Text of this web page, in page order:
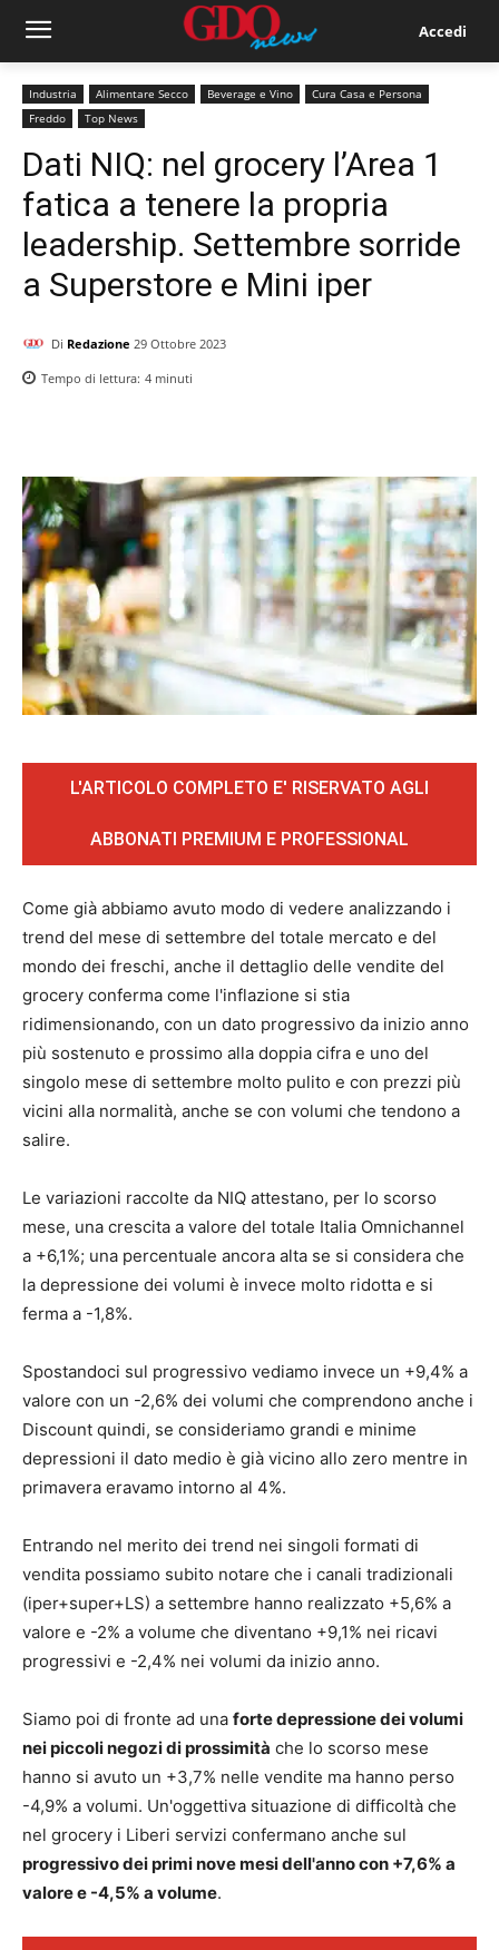
Accedi
Industria Alimentare Secco Beverage e Vino
Cura Casa e Persona
Freddo
Top News
Dati NIQ: nel grocery l’Area 1
fatica a tenere la propria
leadership. Settembre sorride
a Superstore e Mini iper
Di Redazione 29 Ottobre 2023
Tempo di lettura: 4 minuti
L'ARTICOLO COMPLETO E' RISERVATO AGLI
ABBONATI PREMIUM E PROFESSIONAL
Come già abbiamo avuto modo di vedere analizzando i
trend del mese di settembre del totale mercato e del
mondo dei freschi, anche il dettaglio delle vendite del
grocery conferma come l'inflazione si stia
ridimensionando, con un dato progressivo da inizio anno
più sostenuto e prossimo alla doppia cifra e uno del
singolo mese di settembre molto pulito e con prezzi più
vicini alla normalità, anche se con volumi che tendono a
salire.
Le variazioni raccolte da NIQ attestano, per lo scorso
mese, una crescita a valore del totale Italia Omnichannel
a +6,1%; una percentuale ancora alta se si considera che
la depressione dei volumi è invece molto ridotta e si
ferma a -1,8%.
Spostandoci sul progressivo vediamo invece un +9,4% a
valore con un -2,6% dei volumi che comprendono anche i
Discount quindi, se consideriamo grandi e minime
depressioni il dato medio è già vicino allo zero mentre in
primavera eravamo intorno al 4%.
Entrando nel merito dei trend nei singoli formati di
vendita possiamo subito notare che i canali tradizionali
(iper+super+LS) a settembre hanno realizzato +5,6% a
valore e -2% a volume che diventano +9,1% nei ricavi
progressivi e -2,4% nei volumi da inizio anno.
Siamo poi di fronte ad una forte depressione dei volumi
nei piccoli negozi di prossimità che lo scorso mese
hanno si avuto un +3,7% nelle vendite ma hanno perso
-4,9% a volumi. Un'oggettiva situazione di difficoltà che
nel grocery i Liberi servizi confermano anche sul
progressivo dei primi nove mesi dell'anno con +7,6% a
valore e -4,5% a volume.